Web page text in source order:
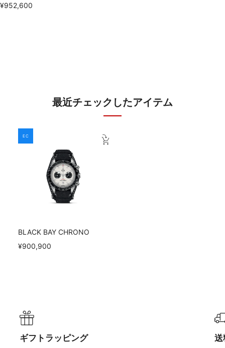
¥952,600
最近チェックしたアイテム
EC
BLACK BAY CHRONO
¥900,900
ギフトラッピング 送